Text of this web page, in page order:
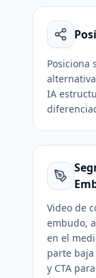
Posiciona
IA
Video de
embudo,
en el
parte
y CTA